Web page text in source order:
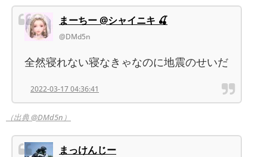
まーちー @シャイニキ 🍒
@DMd5n
全然寝れない寝なきゃなのに地震のせいだ
2022-03-17 04:36:41
（出典 @DMd5n）
まっけんじー